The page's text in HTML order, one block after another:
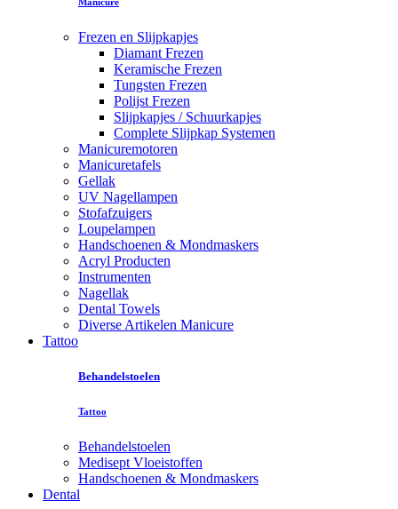
Manicure
Frezen en Slijpkapjes
Diamant Frezen
Keramische Frezen
Tungsten Frezen
Polijst Frezen
Slijpkapjes / Schuurkapjes
Complete Slijpkap Systemen
Manicuremotoren
Manicuretafels
Gellak
UV Nagellampen
Stofafzuigers
Loupelampen
Handschoenen & Mondmaskers
Acryl Producten
Instrumenten
Nagellak
Dental Towels
Diverse Artikelen Manicure
Tattoo
Behandelstoelen
Tattoo
Behandelstoelen
Medisept Vloeistoffen
Handschoenen & Mondmaskers
Dental